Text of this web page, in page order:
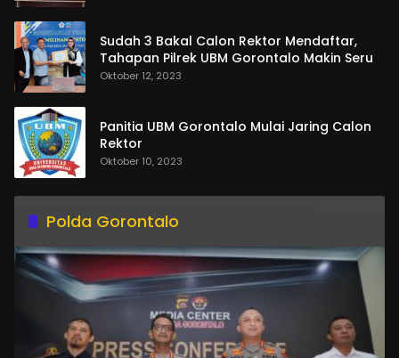
Sudah 3 Bakal Calon Rektor Mendaftar,
Tahapan Pilrek UBM Gorontalo Makin Seru
Oktober 12, 2023
Panitia UBM Gorontalo Mulai Jaring Calon
Rektor
Oktober 10, 2023
Polda Gorontalo